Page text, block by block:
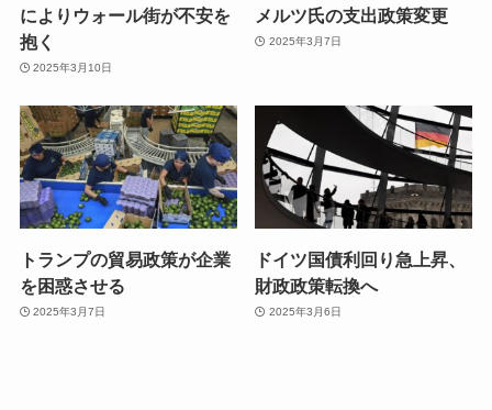
によりウォール街が不安を
抱く
2025年3月10日
メルツ氏の支出政策変更
2025年3月7日
トランプの貿易政策が企業
を困惑させる
2025年3月7日
ドイツ国債利回り急上昇、
財政政策転換へ
2025年3月6日